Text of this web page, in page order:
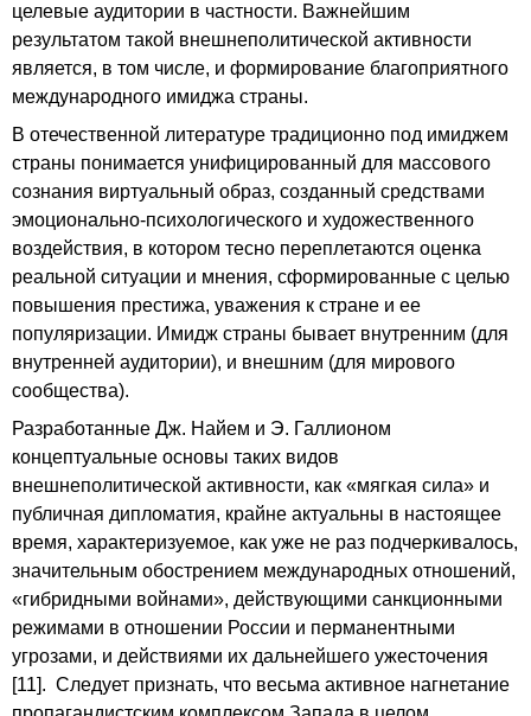
целевые аудитории в частности. Важнейшим
результатом такой внешнеполитической активности
является, в том числе, и формирование благоприятного
международного имиджа страны.
В отечественной литературе традиционно под имиджем
страны понимается унифицированный для массового
сознания виртуальный образ, созданный средствами
эмоционально-психологического и художественного
воздействия, в котором тесно переплетаются оценка
реальной ситуации и мнения, сформированные с целью
повышения престижа, уважения к стране и ее
популяризации. Имидж страны бывает внутренним (для
внутренней аудитории), и внешним (для мирового
сообщества).
Разработанные Дж. Найем и Э. Галлионом
концептуальные основы таких видов
внешнеполитической активности, как «мягкая сила» и
публичная дипломатия, крайне актуальны в настоящее
время, характеризуемое, как уже не раз подчеркивалось,
значительным обострением международных отношений,
«гибридными войнами», действующими санкционными
режимами в отношении России и перманентными
угрозами, и действиями их дальнейшего ужесточения
[11]. Следует признать, что весьма активное нагнетание